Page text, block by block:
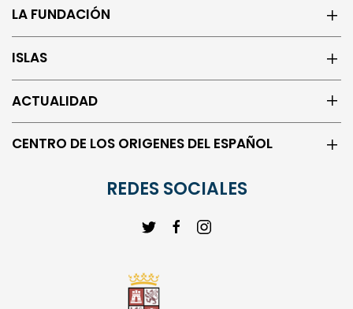
LA FUNDACIÓN
ISLAS
ACTUALIDAD
CENTRO DE LOS ORIGENES DEL ESPAÑOL
REDES SOCIALES